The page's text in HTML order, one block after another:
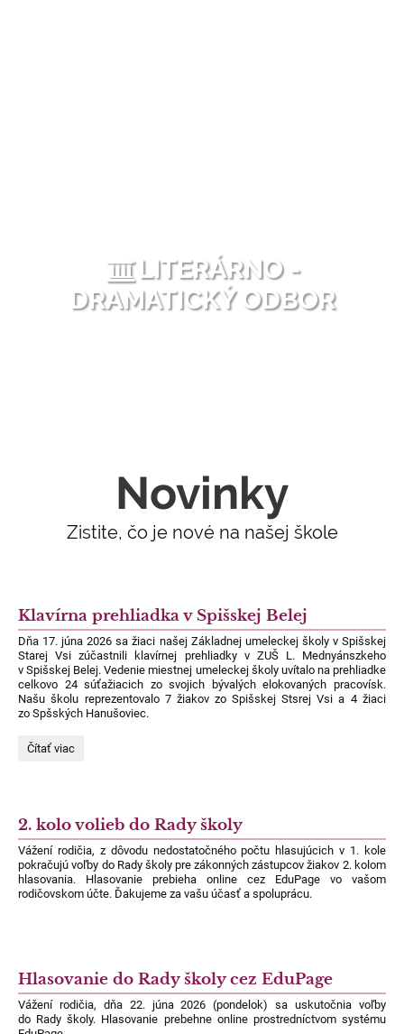
LITERÁRNO -
DRAMATICKÝ ODBOR
Novinky
Zistite, čo je nové na našej škole
Klavírna prehliadka v Spišskej Belej
Dňa 17. júna 2026 sa žiaci našej Základnej umeleckej školy v Spišskej
Starej Vsi zúčastnili klavírnej prehliadky v ZUŠ L. Mednyánszkeho
v Spišskej Belej. Vedenie miestnej umeleckej školy uvítalo na prehliadke
celkovo 24 súťažiacich zo svojich bývalých elokovaných pracovísk.
Našu školu reprezentovalo 7 žiakov zo Spišskej Stsrej Vsi a 4 žiaci
zo Spšských Hanušoviec.
Klavírna
Čítať viac
2. kolo volieb do Rady školy
Vážení rodičia, z dôvodu nedostatočného počtu hlasujúcich v 1. kole
pokračujú voľby do Rady školy pre zákonných zástupcov žiakov 2. kolom
hlasovania. Hlasovanie prebieha online cez EduPage vo vašom
rodičovskom účte. Ďakujeme za vašu účasť a spoluprácu.
Hlasovanie do Rady školy cez EduPage
Vážení rodičia, dňa 22. júna 2026 (pondelok) sa uskutočnia voľby
do Rady školy. Hlasovanie prebehne online prostredníctvom systému